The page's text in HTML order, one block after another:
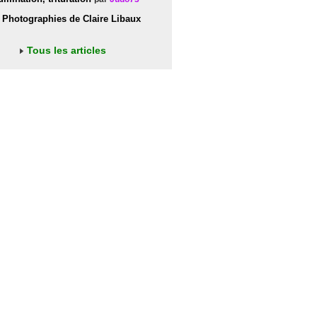
Photographies de Claire Libaux
Tous les articles